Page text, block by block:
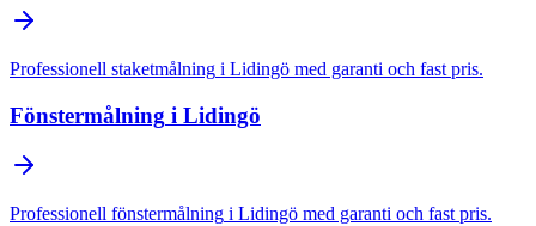
Professionell staketmålning i Lidingö med garanti och fast pris.
Fönstermålning i Lidingö
Professionell fönstermålning i Lidingö med garanti och fast pris.